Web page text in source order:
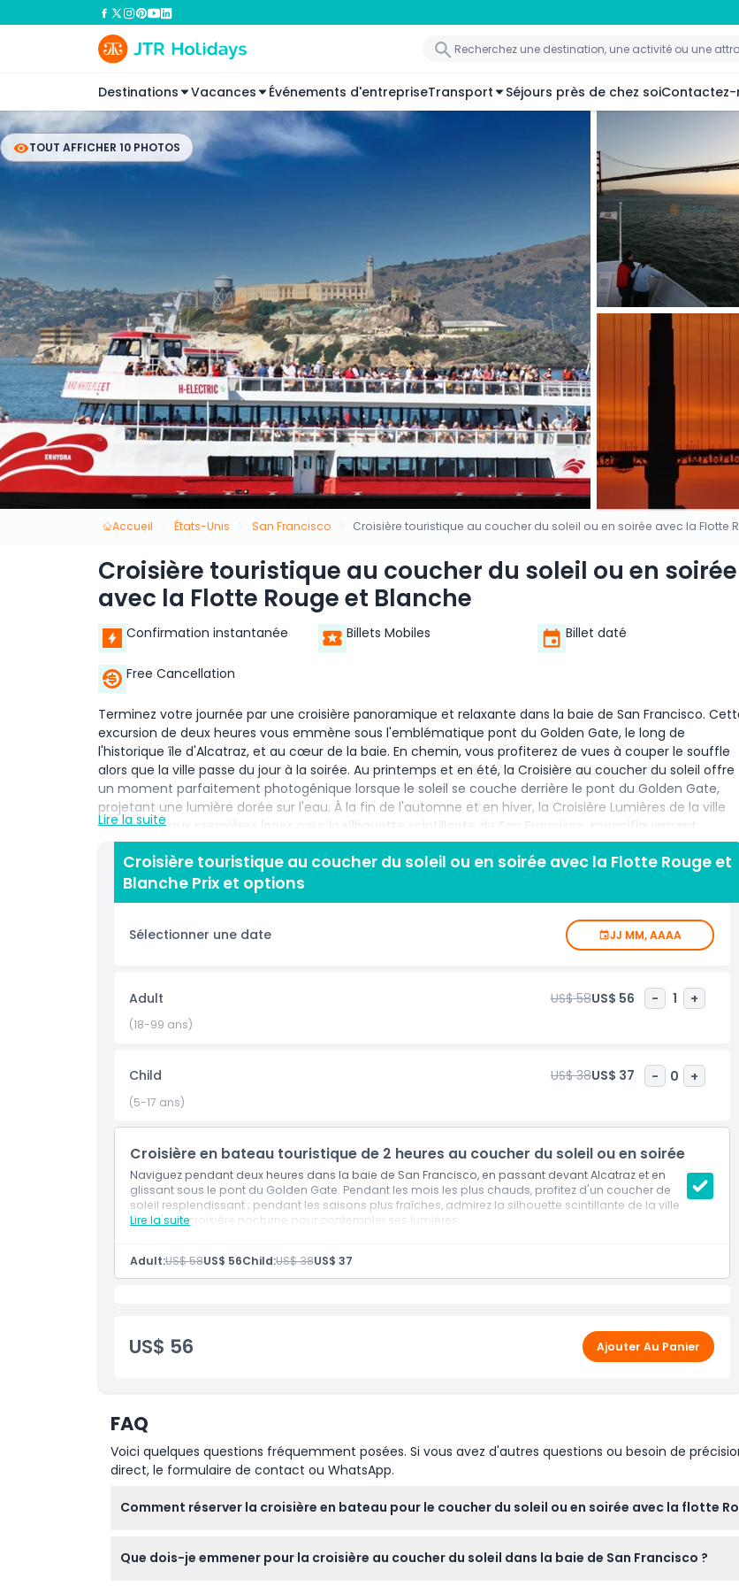
Destinations Vacances Événements d'entrepriseTransport Séjours près de chez soiContactez-
TOUT AFFICHER 10 PHOTOS
Accueil États-Unis San Francisco Croisière touristique au coucher du soleil ou en soirée avec la Flotte
Croisière touristique au coucher du soleil ou en soirée
avec la Flotte Rouge et Blanche
Confirmation instantanée Billets Mobiles Billet daté
Free Cancellation
Terminez votre journée par une croisière panoramique et relaxante dans la baie de San Francisco.
excursion de deux heures vous emmène sous l'emblématique pont du Golden Gate, le long de
l'historique île d'Alcatraz, et au cœur de la baie. En chemin, vous profiterez de vues à couper le souffle
alors que la ville passe du jour à la soirée. Au printemps et en été, la Croisière au coucher du soleil offre
un moment parfaitement photogénique lorsque le soleil se couche derrière le pont du Golden Gate,
projetant une lumière dorée sur l'eau. À la fin de l'automne et en hiver, la Croisière Lumières de la ville
vous place aux premières loges pour la silhouette scintillante de San Francisco, magnifiquement
éclairée contre le ciel nocturne. Que vous recherchiez une soirée romantique, une sortie mémorable
entre amis ou simplement un moyen paisible d'admirer les sites, cette croisière offre des vues
saisissantes, l'air frais de la baie et une perspective unique sur la ville.
Points forts
Inclus
À savoir
Politique d'annulation
Lire la suite
Croisière touristique au coucher du soleil ou en soirée avec la Flotte Rouge et
Blanche Prix et options
Sélectionner une date JJ MM, AAAA
Adult US$ 58US$ 56 - 1 +
(18-99 ans)
Child US$ 38US$ 37 - 0 +
(5-17 ans)
Croisière en bateau touristique de 2 heures au coucher du soleil ou en soirée
Naviguez pendant deux heures dans la baie de San Francisco, en passant devant Alcatraz et en
glissant sous le pont du Golden Gate. Pendant les mois les plus chauds, profitez d'un coucher de
soleil resplendissant ; pendant les saisons plus fraîches, admirez la silhouette scintillante de la ville
lors d'une croisière nocturne pour contempler ses lumières.
Lire la suite
Adult:US$ 58US$ 56Child:US$ 38US$ 37
US$ 56 Ajouter Au Panier
FAQ
Voici quelques questions fréquemment posées. Si vous avez d'autres questions ou besoin de
direct, le formulaire de contact ou WhatsApp.
Comment réserver la croisière en bateau pour le coucher du soleil ou en soirée avec la flotte
pendant le processus de réservation.
Que dois-je emmener pour la croisière au coucher du soleil dans la baie de San Francisco ?